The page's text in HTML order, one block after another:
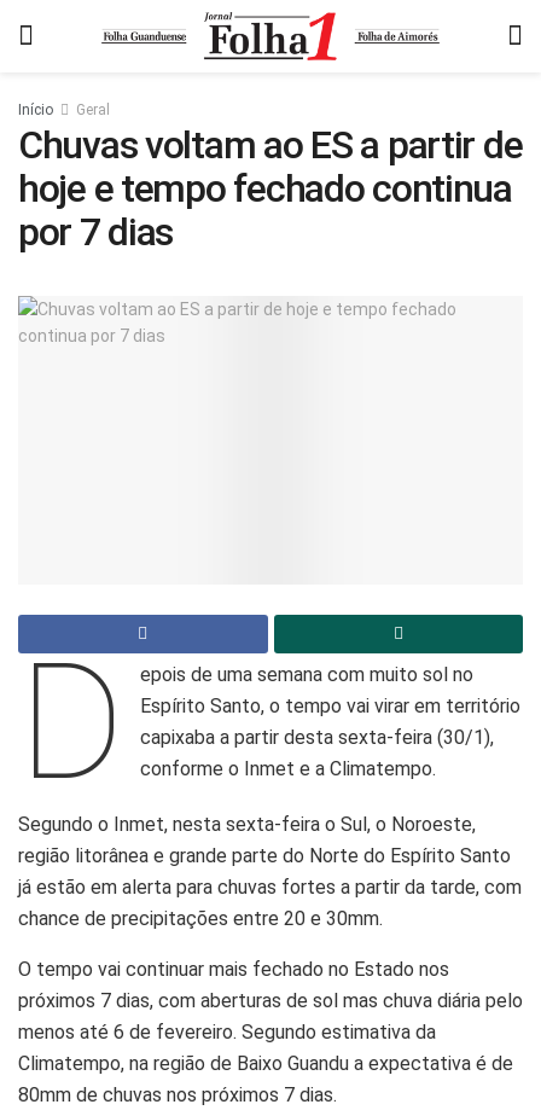
Início Geral
Chuvas voltam ao ES a partir de
hoje e tempo fechado continua
por 7 dias
D
epois de uma semana com muito sol no
Espírito Santo, o tempo vai virar em território
capixaba a partir desta sexta-feira (30/1),
conforme o Inmet e a Climatempo.
Segundo o Inmet, nesta sexta-feira o Sul, o Noroeste,
região litorânea e grande parte do Norte do Espírito Santo
já estão em alerta para chuvas fortes a partir da tarde, com
chance de precipitações entre 20 e 30mm.
O tempo vai continuar mais fechado no Estado nos
próximos 7 dias, com aberturas de sol mas chuva diária pelo
menos até 6 de fevereiro. Segundo estimativa da
Climatempo, na região de Baixo Guandu a expectativa é de
80mm de chuvas nos próximos 7 dias.